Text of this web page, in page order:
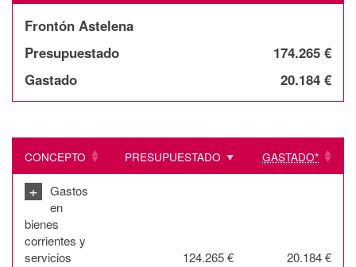
Frontón Astelena
Presupuestado
174.265 €
Gastado
20.184 €
CONCEPTO PRESUPUESTADO GASTADO*
+
Gastos
en
bienes
corrientes y
servicios
124.265 € 20.184 €